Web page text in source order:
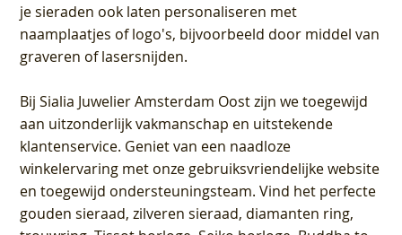
je sieraden ook laten personaliseren met
naamplaatjes of logo's, bijvoorbeeld door middel van
graveren of lasersnijden.
BijSialia Juwelier Amsterdam Oostzijn we toegewijd
aan uitzonderlijk vakmanschap en uitstekende
klantenservice. Geniet van een naadloze
winkelervaring met onze gebruiksvriendelijke website
en toegewijd ondersteuningsteam. Vind het perfecte
gouden sieraad, zilveren sieraad, diamanten ring,